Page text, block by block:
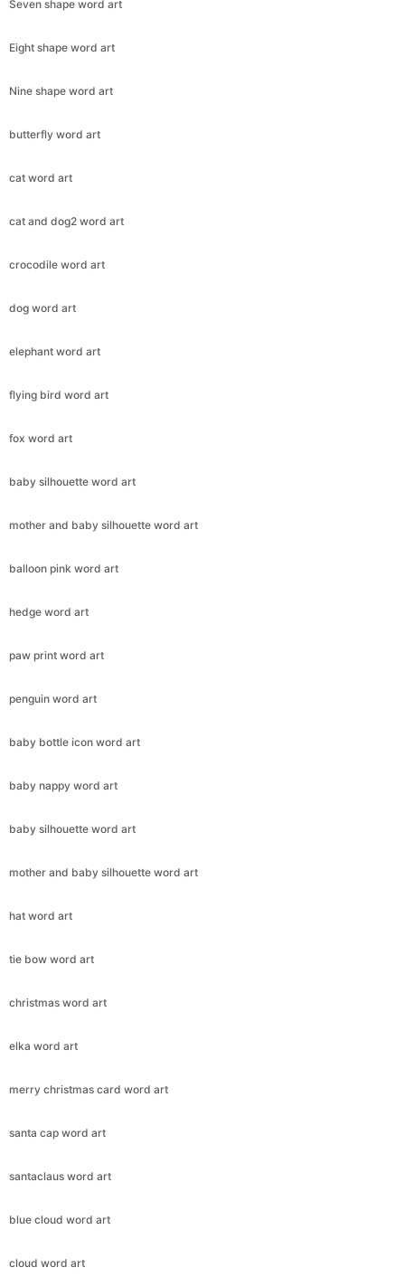
Seven shape word art
Eight shape word art
Nine shape word art
butterfly word art
cat word art
cat and dog2 word art
crocodile word art
dog word art
elephant word art
flying bird word art
fox word art
baby silhouette word art
mother and baby silhouette word art
balloon pink word art
hedge word art
paw print word art
penguin word art
baby bottle icon word art
baby nappy word art
baby silhouette word art
mother and baby silhouette word art
hat word art
tie bow word art
christmas word art
elka word art
merry christmas card word art
santa cap word art
santaclaus word art
blue cloud word art
cloud word art